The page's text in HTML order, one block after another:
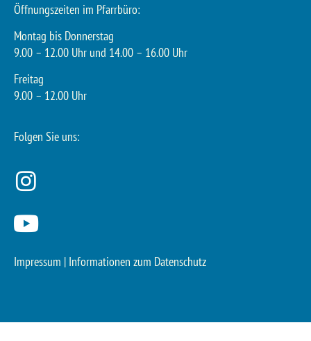
Öffnungszeiten im Pfarrbüro:
Montag bis Donnerstag
9.00 – 12.00 Uhr und 14.00 – 16.00 Uhr
Freitag
9.00 – 12.00 Uhr
Folgen Sie uns:
Impressum | Informationen zum Datenschutz